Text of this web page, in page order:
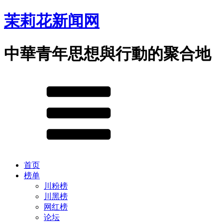
茉莉花新闻网
中華青年思想與行動的聚合地
首页
榜单
川粉榜
川黑榜
网红榜
论坛